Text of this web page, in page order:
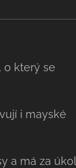
o který se
i mayské
a má za úkol